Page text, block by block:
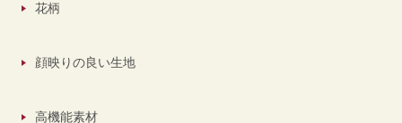
花柄
顔映りの良い生地
高機能素材